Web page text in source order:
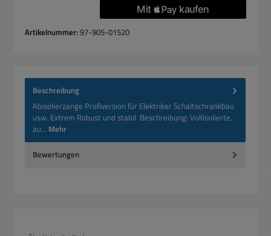
Artikelnummer:97-905-01520
Beschreibung
Abisolierzange Profiversion für Elektriker Schaltschrankbau
usw. Extrem Robust und stabil Beschreibung: Vollisolierte,
au… Mehr
Bewertungen